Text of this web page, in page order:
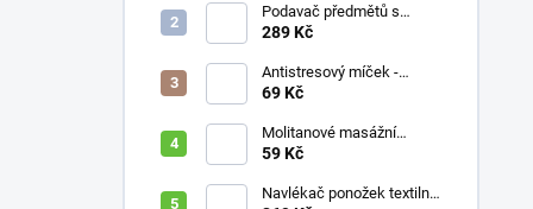
Podavač předmětů s
magnetem / prodloužená
81 / 90 cm
289 Kč
Antistresový míček -
průměr 75 mm, mix barev
69 Kč
Molitanové masážní
míčky, různé velikosti
59 Kč
Navlékač ponožek textilní